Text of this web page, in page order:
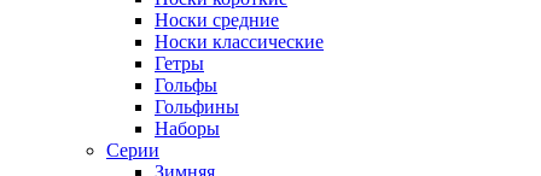
Носки средние
Носки классические
Гетры
Гольфы
Гольфины
Наборы
Серии
Зимняя